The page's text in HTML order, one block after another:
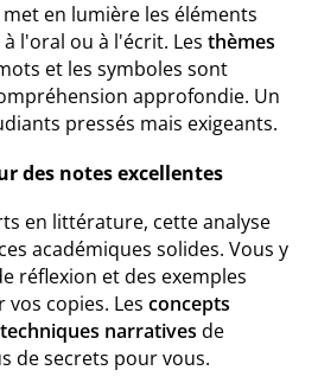
en lumière les éléments
l'oral ou à l'écrit. Les thèmes
et les symboles sont
approfondie. Un
pressés mais exigeants.
des notes excellentes
en littérature, cette analyse
académiques solides. Vous y
réflexion et des exemples
copies. Les concepts
techniques narratives de
de secrets pour vous.